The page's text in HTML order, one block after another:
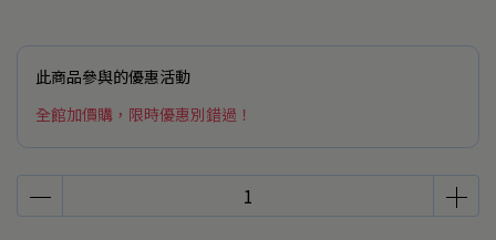
此商品參與的優惠活動
全館加價購，限時優惠別錯過！